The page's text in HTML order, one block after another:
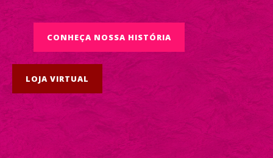
CONHEÇA NOSSA HISTÓRIA
LOJA VIRTUAL